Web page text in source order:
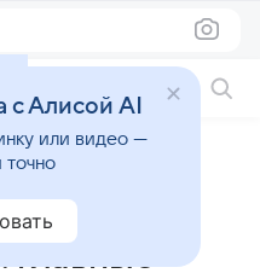
главные
с Алисой AI
или видео —
точно